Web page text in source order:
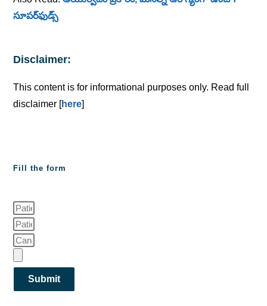
సూపర్‌ఫుడ్స్
Disclaimer:
This content is for informational purposes only. Read full
disclaimer [here]
Fill the form
Submit